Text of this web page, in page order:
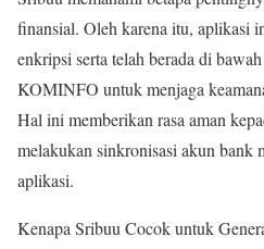
finansial. Oleh karena itu, aplikasi
enkripsi serta telah berada di
KOMINFO untuk menjaga
Hal ini memberikan rasa aman
melakukan sinkronisasi akun bank
aplikasi.
Kenapa Sribuu Cocok untuk